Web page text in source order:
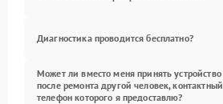
Диагностика проводится бесплатно?
Может ли вместо меня принять устройство
после ремонта другой человек, контактный
телефон которого я предоставлю?